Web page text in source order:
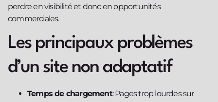
perdre en visibilité et donc en opportunités
commerciales.
Les principaux problèmes
d’un site non adaptatif
Temps de chargement: Pages trop lourdes sur